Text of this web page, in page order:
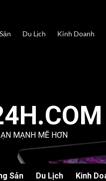
Du Lịch Kinh Doanh
MẠNH MẼ HƠN
Sản Du Lịch Kinh